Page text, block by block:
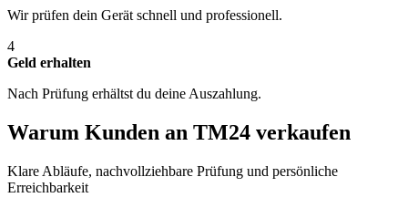
Wir prüfen dein Gerät schnell und professionell.
4
Geld erhalten
Nach Prüfung erhältst du deine Auszahlung.
Warum Kunden an TM24 verkaufen
Klare Abläufe, nachvollziehbare Prüfung und persönliche
Erreichbarkeit